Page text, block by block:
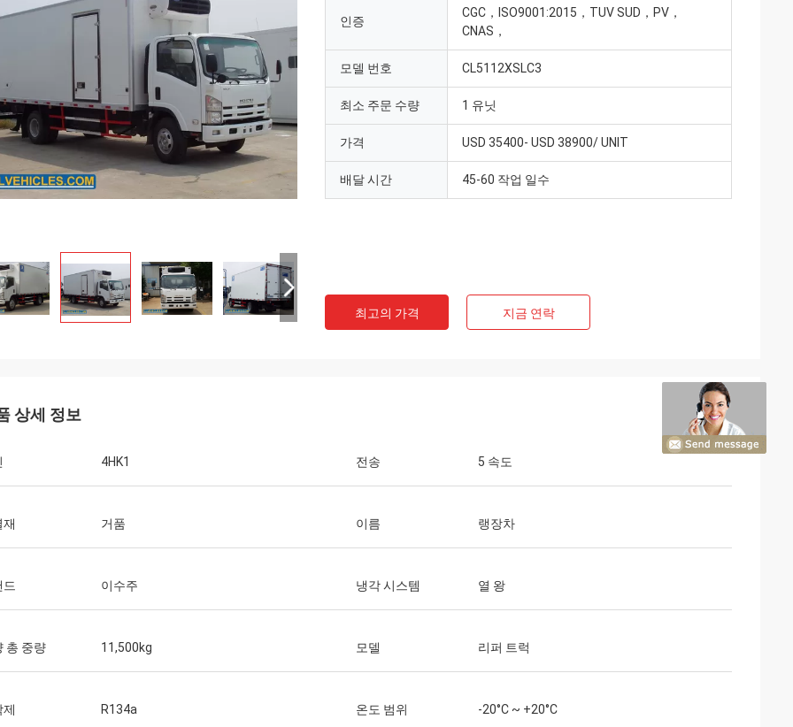
인증
CGC，ISO9001:2015，TUV SUD，PV，
CNAS，
모델 번호 CL5112XSLC3
최소 주문 수량 1 유닛
가격 USD 35400- USD 38900/ UNIT
배달 시간 45-60 작업 일수
최고의 가격 지금 연락
상세 정보
4HK1 전송 5 속도
재 거품 이름 랭장차
드 이수주 냉각 시스템 열 왕
총 중량 11,500kg 모델 리퍼 트럭
제 R134a 온도 범위 -20°C ~ +20°C